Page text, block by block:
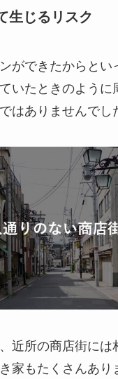
生じるリスク
ができたからとい
いたときのように
はありませんでし
近所の商店街には
家もたくさんあり